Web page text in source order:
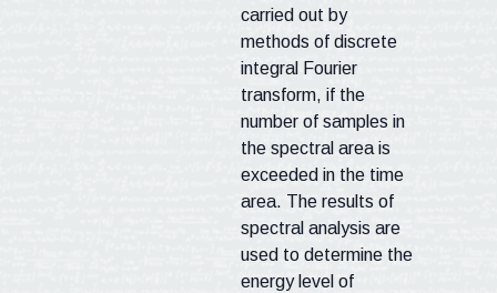
carried out by
methods of discrete
integral Fourier
transform, if the
number of samples in
the spectral area is
exceeded in the time
area. The results of
spectral analysis are
used to determine the
energy level of